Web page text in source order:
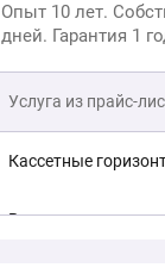
Вертикальные
Шторы Плиссе /
Рулонные шторы
Римские шторы
Опыт 10 лет.
дней. Гарантия 1
Услуга из прайс-
Кассетные
Вертикальные